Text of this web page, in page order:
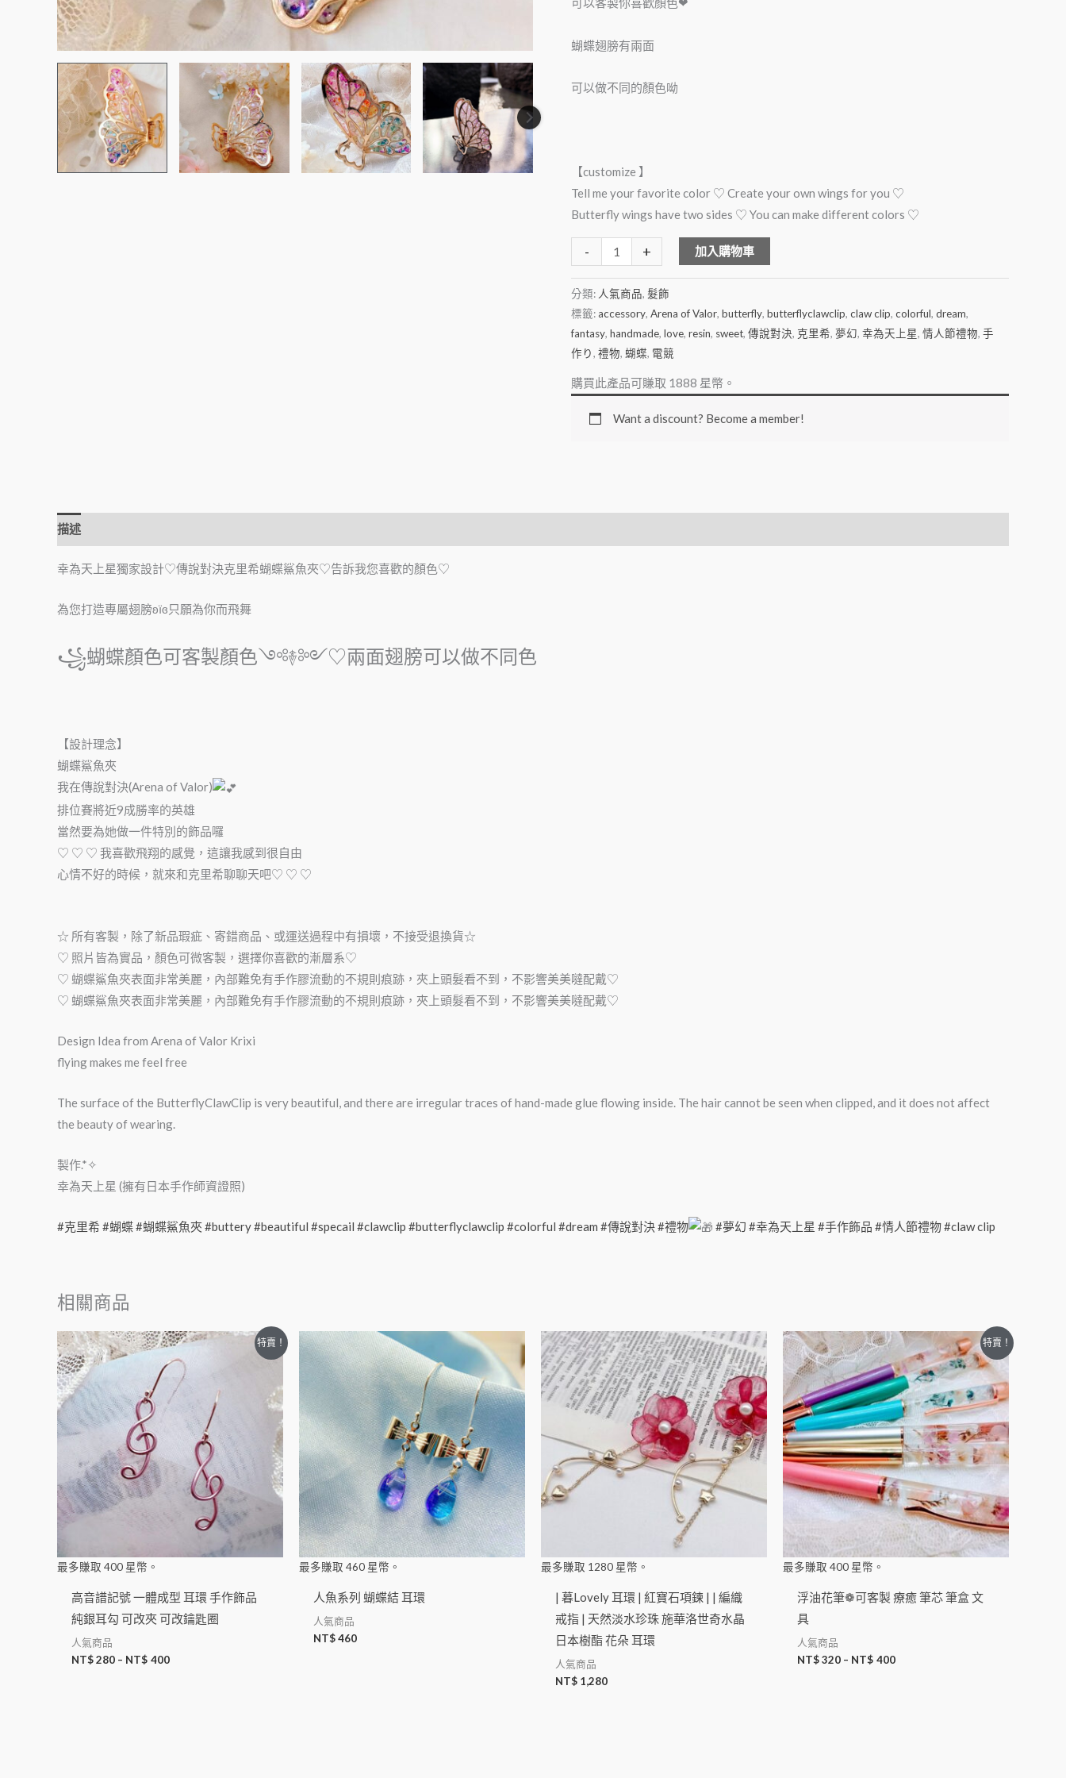
蝴蝶翅膀有兩面
可以做不同的顏色呦
【customize 】
Tell me your favorite color ♡ Create your own wings for you ♡
Butterfly wings have two sides ♡ You can make different colors ♡
- + 加入購物車
分類: 人氣商品, 髮飾
標籤:accessory, Arena of Valor, butterfly, butterflyclawclip, claw clip, colorful, dream,
fantasy, handmade, love, resin, sweet, 傳說對決, 克里希, 夢幻, 幸為天上星, 情人節禮物, 手
作り, 禮物, 蝴蝶, 電競
購買此產品可賺取 1888 星幣。
Want a discount? Become a member!
描述
幸為天上星獨家設計♡傳說對決克里希蝴蝶鯊魚夾♡告訴我您喜歡的顏色♡
為您打造專屬翅膀ʚїɞ只願為你而飛舞
꧁蝴蝶顏色可客製顏色༺࿈༻♡兩面翅膀可以做不同色
【設計理念】
蝴蝶鯊魚夾
我在傳說對決(Arena of Valor)
排位賽將近9成勝率的英雄
當然要為她做一件特別的飾品囉
♡ ♡ ♡ 我喜歡飛翔的感覺，這讓我感到很自由
心情不好的時候，就來和克里希聊聊天吧♡ ♡ ♡
☆ 所有客製，除了新品瑕疵、寄錯商品、或運送過程中有損壞，不接受退換貨☆
♡ 照片皆為實品，顏色可微客製，選擇你喜歡的漸層系♡
♡ 蝴蝶鯊魚夾表面非常美麗，內部難免有手作膠流動的不規則痕跡，夾上頭髮看不到，不影響美美噠配戴♡
♡ 蝴蝶鯊魚夾表面非常美麗，內部難免有手作膠流動的不規則痕跡，夾上頭髮看不到，不影響美美噠配戴♡
Design Idea from Arena of Valor Krixi
flying makes me feel free
The surface of the ButterflyClawClip is very beautiful, and there are irregular traces of hand-made glue flowing inside. The hair cannot be seen when clipped, and it does not affect
the beauty of wearing.
製作.*✧
幸為天上星 (擁有日本手作師資證照)
#克里希 #蝴蝶#蝴蝶鯊魚夾#buttery#beautiful #specail #clawclip #butterflyclawclip #colorful #dream #傳說對決#禮物 #夢幻 #幸為天上星 #手作飾品 #情人節禮物 #claw clip
相關商品
特賣！
最多賺取 400 星幣。
高音譜記號 一體成型 耳環 手作飾品
純銀耳勾 可改夾 可改鑰匙圈
人氣商品
NT$ 280 – NT$ 400
最多賺取 460 星幣。
人魚系列 蝴蝶結 耳環
人氣商品
NT$ 460
最多賺取 1280 星幣。
| 暮Lovely 耳環 | 紅寶石項鍊 | | 編織
戒指 | 天然淡水珍珠 施華洛世奇水晶
日本樹酯 花朵 耳環
人氣商品
NT$ 1,280
特賣！
最多賺取 400 星幣。
浮油花筆❁可客製 療癒 筆芯 筆盒 文
具
人氣商品
NT$ 320 – NT$ 400